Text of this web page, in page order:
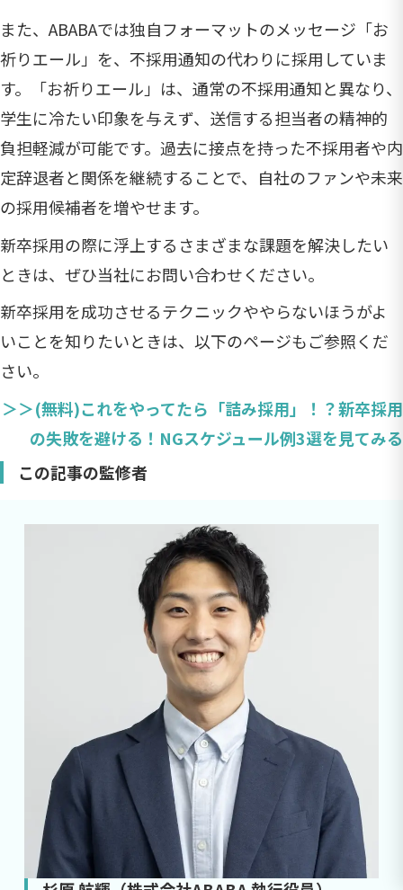
また、ABABAでは独自フォーマットのメッセージ「お
祈りエール」を、不採用通知の代わりに採用していま
す。「お祈りエール」は、通常の不採用通知と異なり、
学生に冷たい印象を与えず、送信する担当者の精神的
負担軽減が可能です。過去に接点を持った不採用者や内
定辞退者と関係を継続することで、自社のファンや未来
の採用候補者を増やせます。
新卒採用の際に浮上するさまざまな課題を解決したい
ときは、ぜひ当社にお問い合わせください。
新卒採用を成功させるテクニックややらないほうがよ
いことを知りたいときは、以下のページもご参照くだ
さい。
＞＞(無料)これをやってたら「詰み採用」！？新卒採用
の失敗を避ける！NGスケジュール例3選を見てみる
この記事の監修者